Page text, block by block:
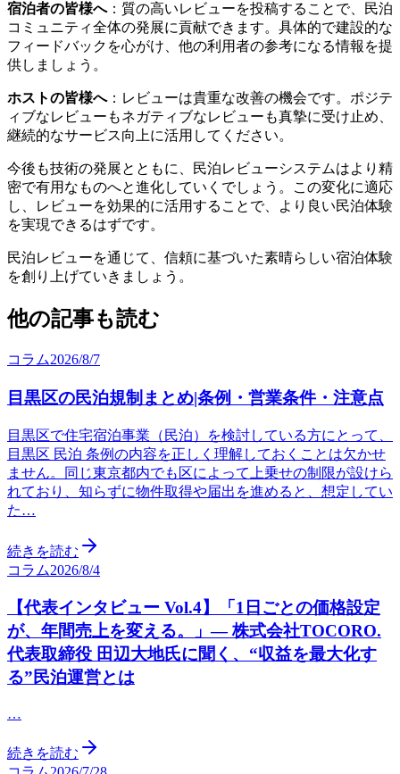
宿泊者の皆様へ：質の高いレビューを投稿することで、民泊
コミュニティ全体の発展に貢献できます。具体的で建設的な
フィードバックを心がけ、他の利用者の参考になる情報を提
供しましょう。
ホストの皆様へ：レビューは貴重な改善の機会です。ポジテ
ィブなレビューもネガティブなレビューも真摯に受け止め、
継続的なサービス向上に活用してください。
今後も技術の発展とともに、民泊レビューシステムはより精
密で有用なものへと進化していくでしょう。この変化に適応
し、レビューを効果的に活用することで、より良い民泊体験
を実現できるはずです。
民泊レビューを通じて、信頼に基づいた素晴らしい宿泊体験
を創り上げていきましょう。
他の記事も読む
コラム2026/8/7
目黒区の民泊規制まとめ|条例・営業条件・注意点
目黒区で住宅宿泊事業（民泊）を検討している方にとって、
目黒区 民泊 条例の内容を正しく理解しておくことは欠かせ
ません。同じ東京都内でも区によって上乗せの制限が設けら
れており、知らずに物件取得や届出を進めると、想定してい
た…
続きを読む
コラム2026/8/4
【代表インタビュー Vol.4】「1日ごとの価格設定
が、年間売上を変える。」— 株式会社TOCORO.
代表取締役 田辺大地氏に聞く、“収益を最大化す
る”民泊運営とは
…
続きを読む